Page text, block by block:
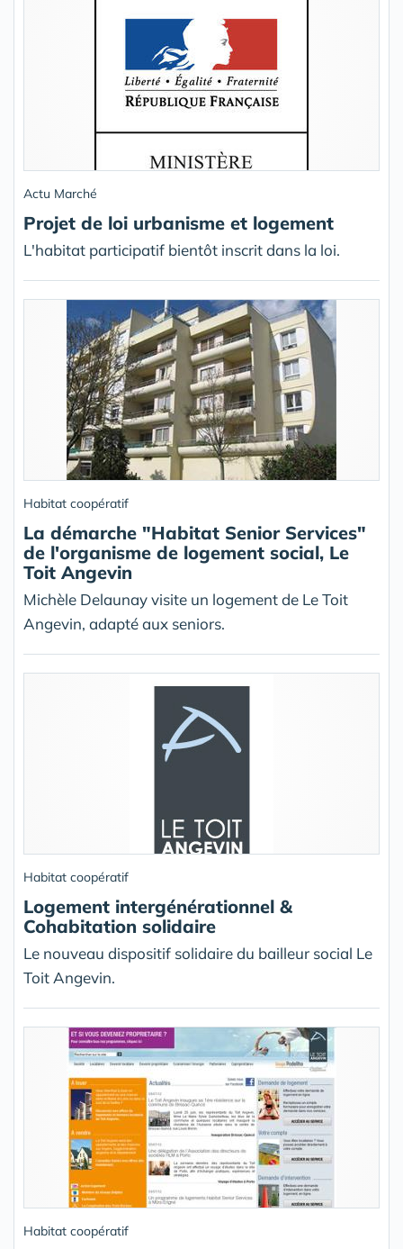
Actu Marché
Projet de loi urbanisme et logement
L'habitat participatif bientôt inscrit dans la loi.
Habitat coopératif
La démarche "Habitat Senior Services"
de l'organisme de logement social, Le
Toit Angevin
Michèle Delaunay visite un logement de Le Toit
Angevin, adapté aux seniors.
Habitat coopératif
Logement intergénérationnel &
Cohabitation solidaire
Le nouveau dispositif solidaire du bailleur social Le
Toit Angevin.
Habitat coopératif